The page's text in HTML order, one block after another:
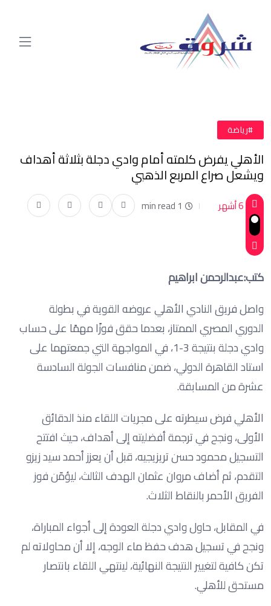
#رياضة
الأهلي يفرض كلمته أمام وادي دجلة بثلاثة أهداف
ويشعل صراع المربع الذهبي
6 أشهر 1 min read
كتب:عبدالرحمن ابراهيم
واصل فريق النادي الأهلي عروضه القوية في بطولة
الدوري المصري الممتاز، بعدما حقق فوزًا مهمًا على حساب
وادي دجلة بنتيجة 3-1، في المواجهة التي جمعتهما على
استاد القاهرة الدولي، ضمن منافسات الجولة السادسة
عشرة من المسابقة.
الأهلي فرض سيطرته على مجريات اللقاء منذ الدقائق
الأولى، ونجح في ترجمة أفضليته إلى أهداف، حيث افتتح
التسجيل محمود حسن تريزيجيه، قبل أن يعزز أحمد سيد زيزو
التقدم، ثم أضاف مروان عثمان الهدف الثالث، ليؤمّن فوز
الفريق الأحمر بالنقاط الثلاث.
في المقابل، حاول وادي دجلة العودة إلى أجواء المباراة،
ونجح في تسجيل هدف حفظ ماء الوجه، إلا أن محاولاته لم
تكن كافية لتغيير النتيجة النهائية، لينتهي اللقاء بانتصار
مستحق للأهلي.